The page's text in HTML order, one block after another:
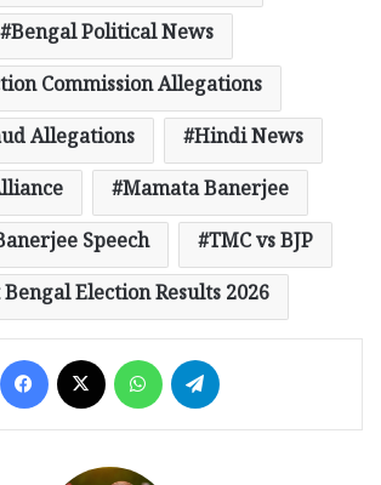
Bengal Political News
Commission Allegations
Allegations
Hindi News
Mamata Banerjee
Speech
TMC vs BJP
Election Results 2026
Facebook WhatsApp